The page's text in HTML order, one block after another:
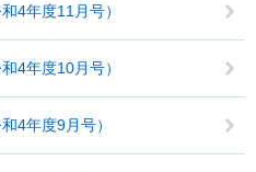
4年度11月号）
4年度10月号）
4年度9月号）